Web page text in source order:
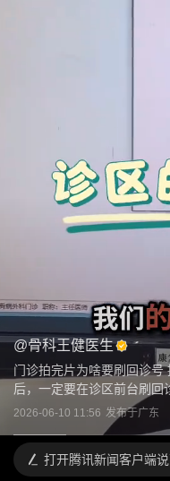
@骨科王健医生
门诊拍完片为啥要刷回诊号
后，一定要在诊区前台刷回
2026-06-10 11:56 发布于广东
打开腾讯新闻客户端